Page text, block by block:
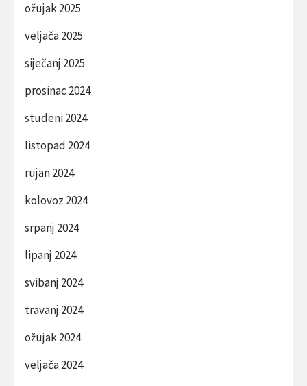
ožujak 2025
veljača 2025
siječanj 2025
prosinac 2024
studeni 2024
listopad 2024
rujan 2024
kolovoz 2024
srpanj 2024
lipanj 2024
svibanj 2024
travanj 2024
ožujak 2024
veljača 2024